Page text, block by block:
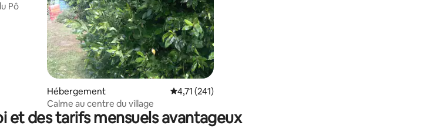
Pô
Hébergement Évaluation moyenne sur la base de 241 commentaires : 4,71 sur 5
4,71 (241)
Calme au centre du village
et des tarifs mensuels avantageux